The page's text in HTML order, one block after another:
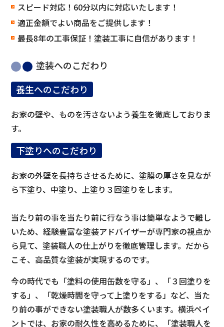
スピード対応！60分以内に対応いたします！
適正金額でよい商品をご提供します！
最長8年の工事保証！塗装工事に自信があります！
塗装へのこだわり
養生へのこだわり
お家の壁や、ものを汚さないよう養生を徹底しておりま
す。
下塗りへのこだわり
お家の外壁を長持ちさせるために、塗膜の厚さを見なが
ら下塗り、中塗り、上塗り３回塗りをします。
当たり前の事を当たり前に行なう事は簡単なようで難し
いため、経験豊富な塗装アドバイザーが専門家の視点か
ら見て、塗装職人の仕上がりを徹底管理します。だから
こそ、高品質な塗装が実現するのです。
今の時代でも「塗料の使用缶数を守る」、「３回塗りを
する」、「乾燥時間を守って上塗りをする」など、当た
り前の事ができない塗装職人が数多くいます。横浜ペイ
ントでは、お家の耐久性を高めるために、「塗装職人を